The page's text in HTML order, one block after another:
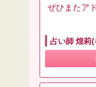
ぜひまたア
占い師 煌莉